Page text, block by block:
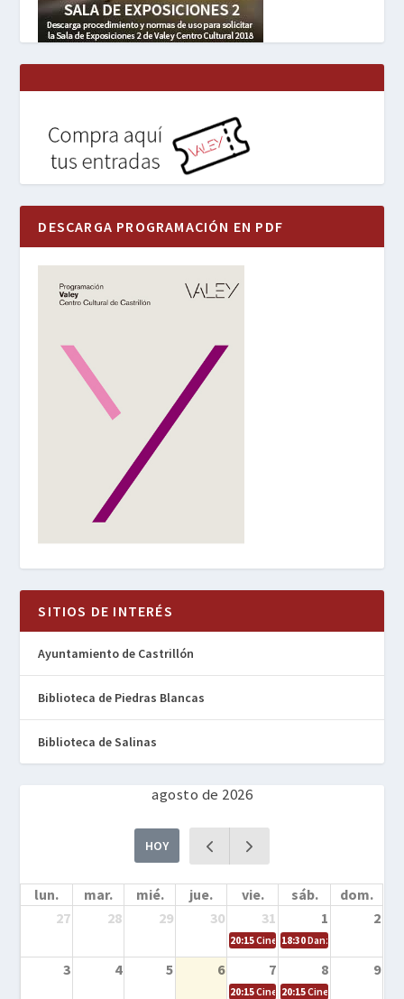
DESCARGA PROGRAMACIÓN EN PDF
SITIOS DE INTERÉS
Ayuntamiento de Castrillón
Biblioteca de Piedras Blancas
Biblioteca de Salinas
agosto de 2026
HOY
lun. mar. mié. jue. vie. sáb.
dom.
27
28 29 30 31 1 2
20:15Cine en la calle – Cómo
18:30Danza – Cita en el
3 4 5 6 7 8 9
20:15Cine en la calle – El niño y la
20:15Cine en la calle –